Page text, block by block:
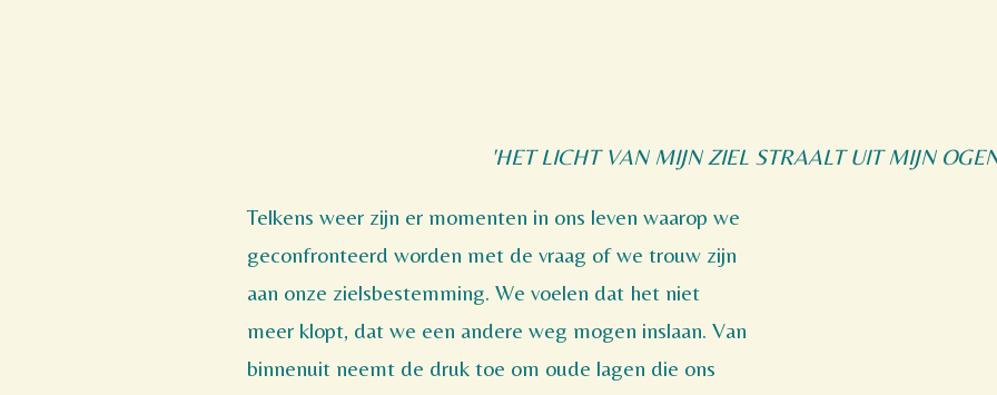
'HET LICHT VAN MIJN ZIEL STRAALT UIT MIJN
Telkens weer zijn er momenten in ons leven waarop we
geconfronteerd worden met de vraag of we trouw zijn
aan onze zielsbestemming. We voelen dat het niet
meer klopt, dat we een andere weg mogen inslaan. Van
binnenuit neemt de druk toe om oude lagen die ons